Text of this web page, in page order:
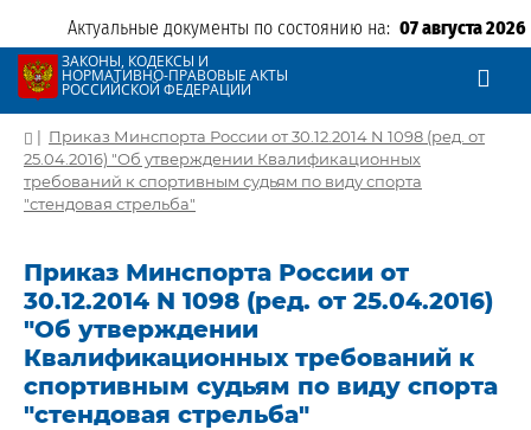
Актуальные документы по состоянию на: 07 августа 2026
ЗАКОНЫ, КОДЕКСЫ И
НОРМАТИВНО-ПРАВОВЫЕ АКТЫ
РОССИЙСКОЙ ФЕДЕРАЦИИ
| Приказ Минспорта России от 30.12.2014 N 1098 (ред. от
25.04.2016) "Об утверждении Квалификационных
требований к спортивным судьям по виду спорта
"стендовая стрельба"
Приказ Минспорта России от
30.12.2014 N 1098 (ред. от 25.04.2016)
"Об утверждении
Квалификационных требований к
спортивным судьям по виду спорта
"стендовая стрельба"